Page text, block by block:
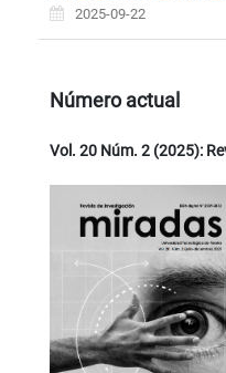
2025-09-22
Número actual
Vol. 20 Núm. 2 (2025):